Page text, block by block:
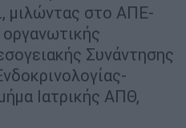
μιλώντας στο ΑΠΕ-
Συνάντησης
Ιατρικής ΑΠΘ,